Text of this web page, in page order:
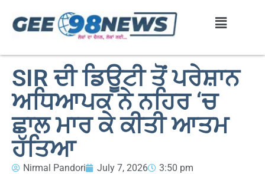
SIR ਦੀ ਡਿਊਟੀ ਤੋਂ ਪਰੇਸ਼ਾਨ
ਅਧਿਆਪਕ ਨੇ ਨਹਿਰ ‘ਚ
ਛਾਲ ਮਾਰ ਕੇ ਕੀਤੀ ਆਤਮ
ਹੱਤਿਆ
Nirmal Pandori July 7, 2026
3:50 pm